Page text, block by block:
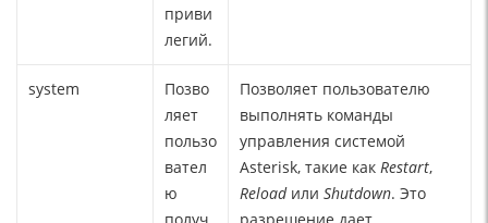
приви
легий.
system
Позво
ляет
пользо
вател
ю
получ
Позволяет пользователю
выполнять команды
управления системой
Asterisk, такие как Restart,
Reloadили Shutdown. Это
разрешение дает